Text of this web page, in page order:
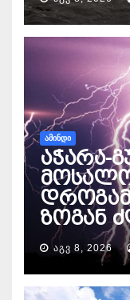
ᲐᲛᲘᲜᲓᲘ
აჭარა-
ზოგან
ᲐᲒᲕ 8, 2026